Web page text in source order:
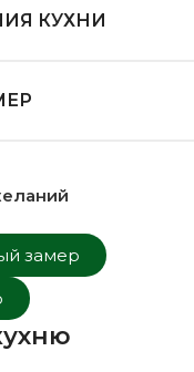
КУХНИ
замер